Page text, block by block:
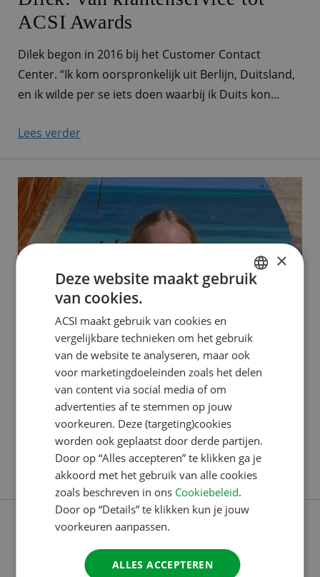
ACSI Awards
Dilek begon in 2016 bij het Customer Contact
Center. “Ik kom oorspronkelijk uit Berlijn, Duitsland,
en ik wilde per se iets doen waarbij ik Duits kon
behalve een maand in een winkel, en sprak ook nog
ik bij ACSI terecht. Ik
Lees verder
Van stageplek naar carrière: Isis
bouwt mee aan ACSI-content
Isis begon in februari 2023 bij ACSI. Ze kwam binnen
als stagiaire, maar werkt inmiddels al even in dienst.
Mét een vast contract voordat ze 20 jaar werd. Ze
vertelt meer over haar werk als medewerker
videocontent. TikTok-trends en een groot
jubileumproject “Onze videocontent is heel
verschillend, en mijn werk daarmee dus ook. Het ligt
Lees verder
GERMAN
SPANISH
SWEDISH
×
Deze website maakt gebruik
van cookies.
ACSI maakt gebruik van cookies en
vergelijkbare technieken om het gebruik
van de website te analyseren, maar ook
voor marketingdoeleinden zoals het delen
van content via social media of om
advertenties af te stemmen op jouw
voorkeuren. Deze (targeting)cookies
worden ook geplaatst door derde partijen.
Door op “Alles accepteren” te klikken ga je
akkoord met het gebruik van alle cookies
zoals beschreven in ons Cookiebeleid.
Door op “Details” te klikken kun je jouw
voorkeuren aanpassen.
ALLES ACCEPTEREN